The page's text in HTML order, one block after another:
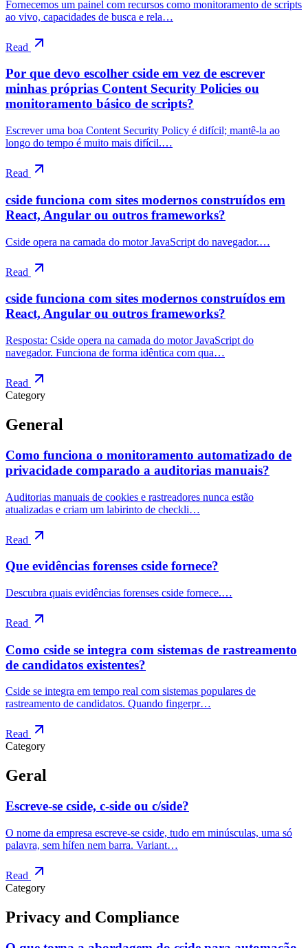
Fornecemos um painel com recursos como monitoramento de scripts
ao vivo, capacidades de busca e rela…
Read
Por que devo escolher cside em vez de escrever
minhas próprias Content Security Policies ou
monitoramento básico de scripts?
Escrever uma boa Content Security Policy é difícil; mantê-la ao
longo do tempo é muito mais difícil.…
Read
cside funciona com sites modernos construídos em
React, Angular ou outros frameworks?
Cside opera na camada do motor JavaScript do navegador.…
Read
cside funciona com sites modernos construídos em
React, Angular ou outros frameworks?
Resposta: Cside opera na camada do motor JavaScript do
navegador. Funciona de forma idêntica com qua…
Read
Category
General
Como funciona o monitoramento automatizado de
privacidade comparado a auditorias manuais?
Auditorias manuais de cookies e rastreadores nunca estão
atualizadas e criam um labirinto de checkli…
Read
Que evidências forenses cside fornece?
Descubra quais evidências forenses cside fornece.…
Read
Como cside se integra com sistemas de rastreamento
de candidatos existentes?
Cside se integra em tempo real com sistemas populares de
rastreamento de candidatos. Quando fingerpr…
Read
Category
Geral
Escreve-se cside, c-side ou c/side?
O nome da empresa escreve-se cside, tudo em minúsculas, uma só
palavra, sem hífen nem barra. Variant…
Read
Category
Privacy and Compliance